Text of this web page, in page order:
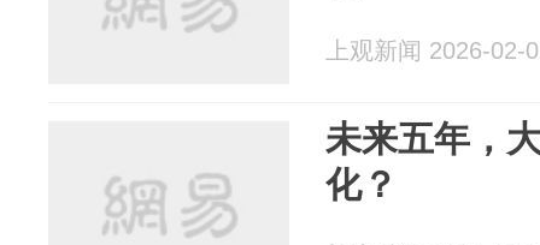
上观新闻 2026-02-
未来五年，
化？